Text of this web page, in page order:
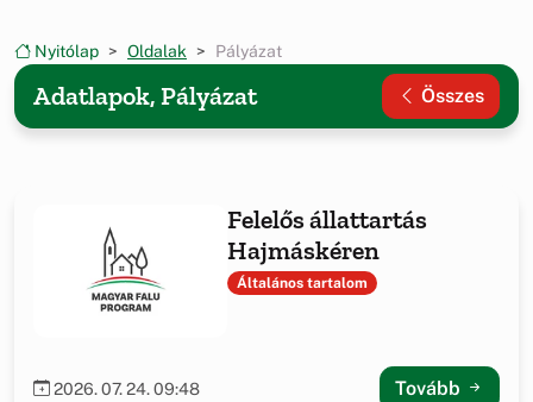
Nyitólap Oldalak Pályázat
Adatlapok, Pályázat Összes
Felelős állattartás
Hajmáskéren
Általános tartalom
2026. 07. 24. 09:48 Tovább